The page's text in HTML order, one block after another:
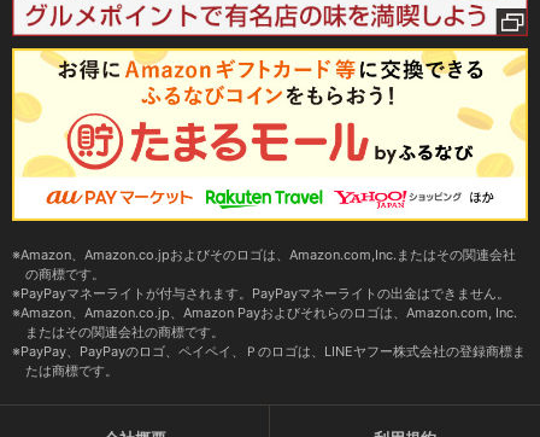
Amazon、Amazon.co.jpおよびそのロゴは、Amazon.com,Inc.またはその関連会社
の商標です。
PayPayマネーライトが付与されます。PayPayマネーライトの出金はできません。
Amazon、Amazon.co.jp、Amazon Payおよびそれらのロゴは、Amazon.com, Inc.
またはその関連会社の商標です。
PayPay、PayPayのロゴ、ペイペイ、Ｐのロゴは、LINEヤフー株式会社の登録商標ま
たは商標です。